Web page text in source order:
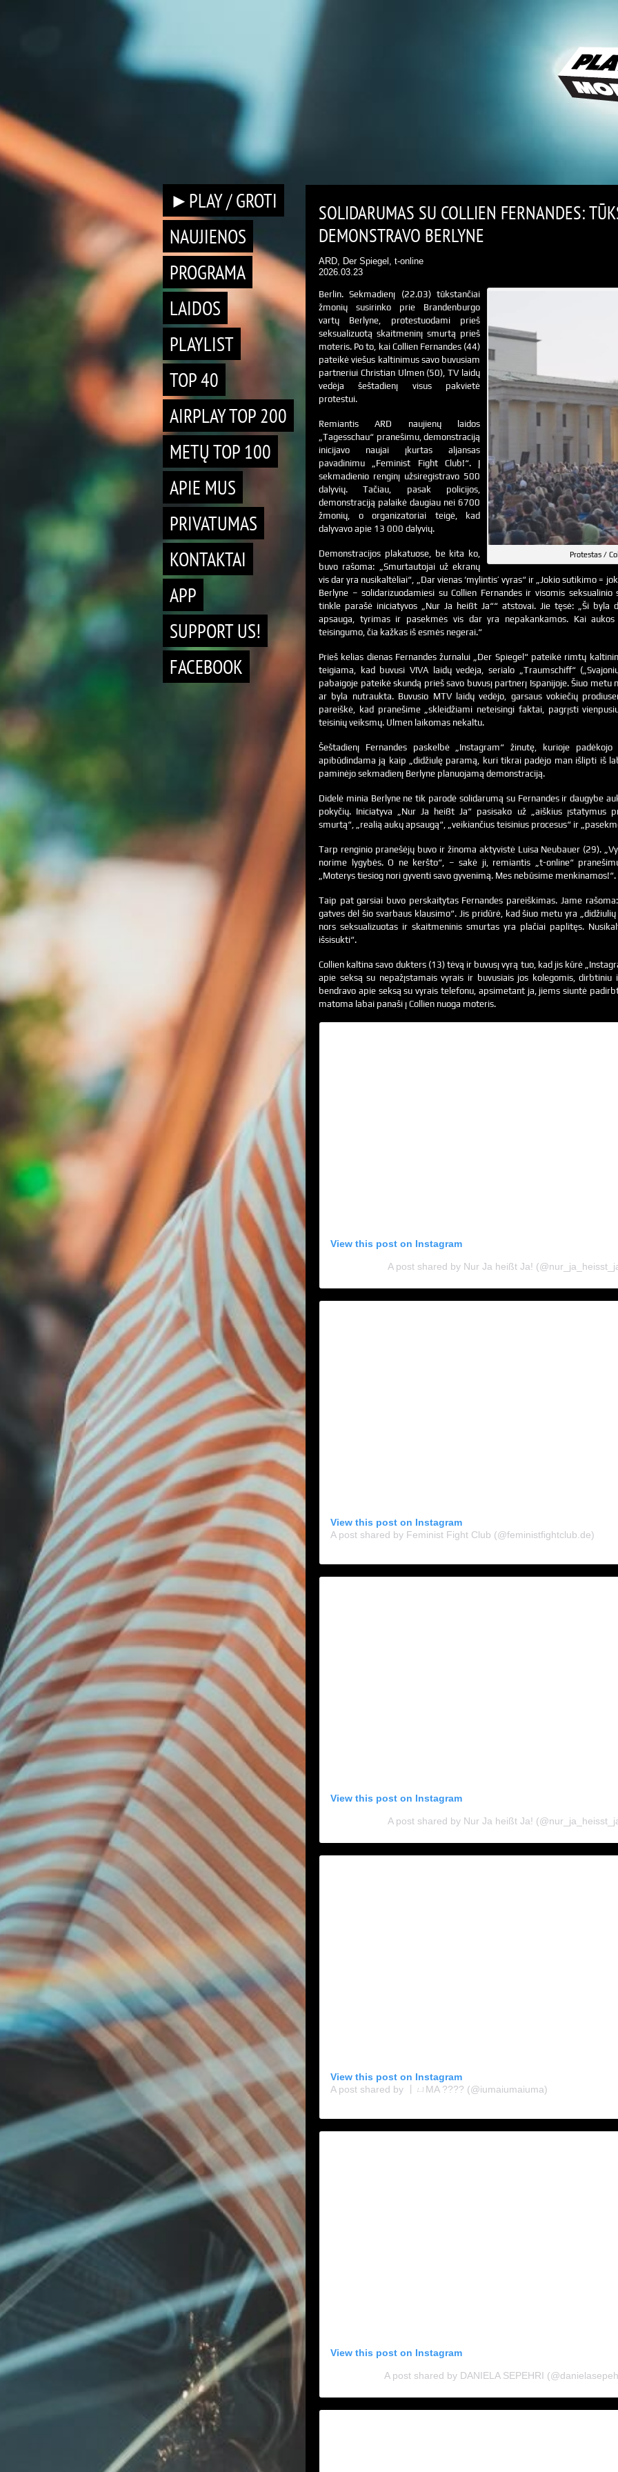
►PLAY / GROTI
NAUJIENOS
PROGRAMA
LAIDOS
PLAYLIST
TOP 40
AIRPLAY TOP 200
METŲ TOP 100
APIE MUS
PRIVATUMAS
KONTAKTAI
APP
SUPPORT US!
FACEBOOK
SOLIDARUMAS SU COLLIEN FERNANDES:
DEMONSTRAVO BERLYNE
ARD, Der Spiegel, t-online
2026.03.23
Protestas /
Berlin. Sekmadienį (22.03) tūkstančiai
žmonių susirinko prie Brandenburgo
vartų Berlyne, protestuodami prieš
seksualizuotą skaitmeninį smurtą prieš
moteris. Po to, kai Collien Fernandes (44)
pateikė viešus kaltinimus savo buvusiam
partneriui Christian Ulmen (50), TV laidų
vedėja šeštadienį visus pakvietė
protestui.
Remiantis ARD naujienų laidos
„Tagesschau“ pranešimu, demonstraciją
inicijavo naujai įkurtas aljansas
pavadinimu „Feminist Fight Club!“. Į
sekmadienio renginį užsiregistravo 500
dalyvių. Tačiau, pasak policijos,
demonstraciją palaikė daugiau nei 6700
žmonių, o organizatoriai teigė, kad
dalyvavo apie 13 000 dalyvių.
Demonstracijos plakatuose, be kita ko,
buvo rašoma: „Smurtautojai už ekranų
vis dar yra nusikaltėliai“, „Dar vienas ‘mylintis’ vyras“ ir „Jokio sutikimo =
Berlyne – solidarizuodamiesi su Collien Fernandes ir visomis
tinkle parašė iniciatyvos „Nur Ja heißt Ja““ atstovai. Jie tęsė: „Ši byla
apsauga, tyrimas ir pasekmės vis dar yra nepakankamos. Kai
teisingumo, čia kažkas iš esmės negerai.“
Prieš kelias dienas Fernandes žurnalui „Der Spiegel“ pateikė rimtų
teigiama, kad buvusi VIVA laidų vedėja, serialo „Traumschiff“
pabaigoje pateikė skundą prieš savo buvusį partnerį Ispanijoje. Šiuo
ar byla nutraukta. Buvusio MTV laidų vedėjo, garsaus vokiečių
pareiškė, kad pranešime „skleidžiami neteisingi faktai, pagrįsti
teisinių veiksmų. Ulmen laikomas nekaltu.
Šeštadienį Fernandes paskelbė „Instagram“ žinutę, kurioje
apibūdindama ją kaip „didžiulę paramą, kuri tikrai padėjo man išlipti iš
paminėjo sekmadienį Berlyne planuojamą demonstraciją.
Didelė minia Berlyne ne tik parodė solidarumą su Fernandes ir daugybe
pokyčių. Iniciatyva „Nur Ja heißt Ja“ pasisako už „aiškius įstatymus
smurtą“, „realią aukų apsaugą“, „veikiančius teisinius procesus“ ir
Tarp renginio pranešėjų buvo ir žinoma aktyvistė Luisa Neubauer (29).
norime lygybės. O ne keršto“, – sakė ji, remiantis „t-online“
„Moterys tiesiog nori gyventi savo gyvenimą. Mes nebūsime menkinamos!“.
Taip pat garsiai buvo perskaitytas Fernandes pareiškimas. Jame
gatves dėl šio svarbaus klausimo“. Jis pridūrė, kad šiuo metu yra
nors seksualizuotas ir skaitmeninis smurtas yra plačiai paplitęs.
išsisukti“.
Collien kaltina savo dukters (13) tėvą ir buvusį vyrą tuo, kad jis kūrė
apie seksą su nepažįstamais vyrais ir buvusiais jos kolegomis,
bendravo apie seksą su vyrais telefonu, apsimetant ja, jiems siuntė
matoma labai panaši į Collien nuoga moteris.
View this post on Instagram
A post shared by Nur Ja heißt Ja!
View this post on Instagram
A post shared by Feminist Fight Club (@feministfightclub.de)
View this post on Instagram
A post shared by Nur Ja heißt Ja!
View this post on Instagram
A post shared by 丨ㄩMA ???? (@iumaiumaiuma)
View this post on Instagram
A post shared by DANIELA SEPEHRI